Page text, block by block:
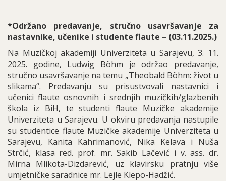
*Održano predavanje, stručno usavršavanje za
nastavnike, učenike i studente flaute – (03.11.2025.)
Na Muzičkoj akademiji Univerziteta u Sarajevu, 3. 11.
2025. godine, Ludwig Böhm je održao predavanje,
stručno usavršavanje na temu „Theobald Böhm: život u
slikama“. Predavanju su prisustvovali nastavnici i
učenici flaute osnovnih i srednjih muzičkih/glazbenih
škola iz BiH, te studenti flaute Muzičke akademije
Univerziteta u Sarajevu. U okviru predavanja nastupile
su studentice flaute Muzičke akademije Univerziteta u
Sarajevu, Kanita Kahrimanović, Nika Kelava i Nuša
Strčić, klasa red. prof. mr. Sakib Lačević i v. ass. dr.
Mirna Mlikota-Dizdarević, uz klavirsku pratnju više
umjetničke saradnice mr. Lejle Klepo-Hadžić.